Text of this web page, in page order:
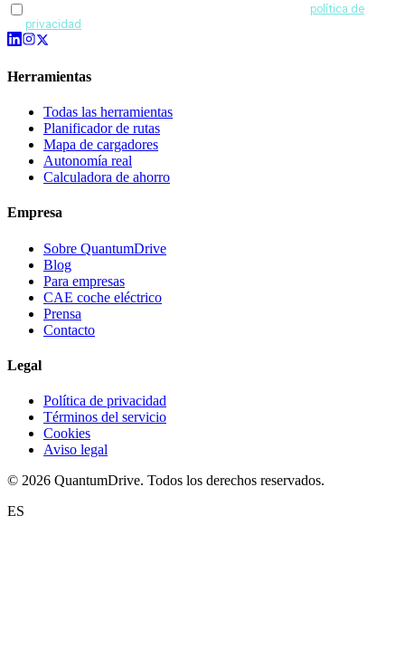
política de
privacidad
Herramientas
Todas las herramientas
Planificador de rutas
Mapa de cargadores
Autonomía real
Calculadora de ahorro
Empresa
Sobre QuantumDrive
Blog
Para empresas
CAE coche eléctrico
Prensa
Contacto
Legal
Política de privacidad
Términos del servicio
Cookies
Aviso legal
© 2026 QuantumDrive. Todos los derechos reservados.
ES